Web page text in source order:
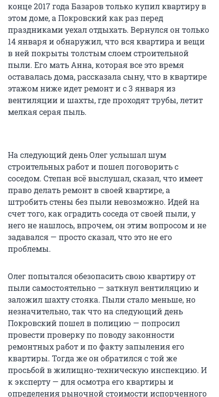
конце 2017 года Базаров только купил квартиру в
этом доме, а Покровский как раз перед
праздниками уехал отдыхать. Вернулся он только
14 января и обнаружил, что вся квартира и вещи
в ней покрыты толстым слоем строительной
пыли. Его мать Анна, которая все это время
оставалась дома, рассказала сыну, что в квартире
этажом ниже идет ремонт и с 3 января из
вентиляции и шахты, где проходят трубы, летит
мелкая серая пыль.
На следующий день Олег услышал шум
строительных работ и пошел поговорить с
соседом. Степан всё выслушал, сказал, что имеет
право делать ремонт в своей квартире, а
штробить стены без пыли невозможно. Идей на
счет того, как оградить соседа от своей пыли, у
него не нашлось, впрочем, он этим вопросом и не
задавался — просто сказал, что это не его
проблемы.
Олег попытался обезопасить свою квартиру от
пыли самостоятельно — заткнул вентиляцию и
заложил шахту стояка. Пыли стало меньше, но
незначительно, так что на следующий день
Покровский пошел в полицию — попросил
провести проверку по поводу законности
ремонтных работ и по факту запыления его
квартиры. Тогда же он обратился с той же
просьбой в жилищно-техническую инспекцию. И
к эксперту — для осмотра его квартиры и
определения рыночной стоимости испорченного